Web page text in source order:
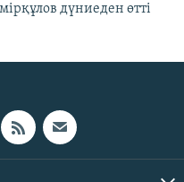
дүниеден өтті